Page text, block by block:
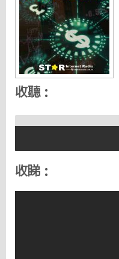
收聽：
收睇：